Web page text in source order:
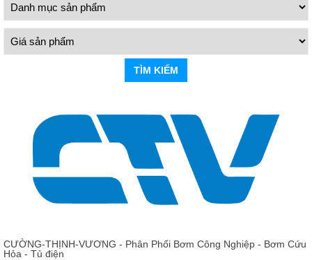
TÌM KIẾM
CƯỜNG-THỊNH-VƯƠNG - Phân Phối Bơm Công Nghiệp - Bơm Cứu
Hỏa - Tủ điện